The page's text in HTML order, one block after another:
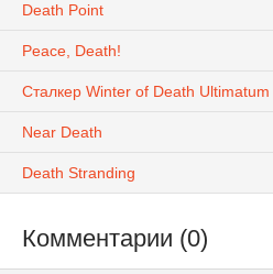
Death Point
Peace, Death!
Сталкер Winter of Death Ultimatum
Near Death
Death Stranding
Комментарии (0)